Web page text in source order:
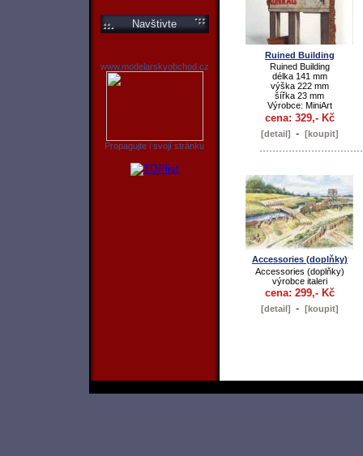
Navštivte
www.modelarskyobchod.cz
Propagujte i svojí stránku
Ruined Building
Ruined Building
délka 141 mm
výška 222 mm
šířka 23 mm
Výrobce: MiniArt
cena: 329,- Kč
[detail] - [koupit]
Accessories (doplňky)
Accessories (doplňky)
výrobce italeri
cena: 299,- Kč
[detail] - [koupit]